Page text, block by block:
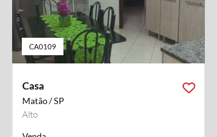
CA0109
Casa
Matão / SP
Alto